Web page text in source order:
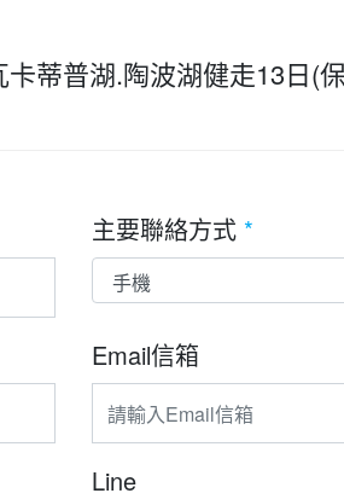
蒂普湖.陶波湖健走13日(
主要聯絡方式 *
Email信箱
Line